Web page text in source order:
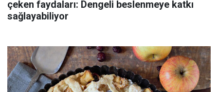
çeken faydaları: Dengeli beslenmeye katkı
sağlayabiliyor